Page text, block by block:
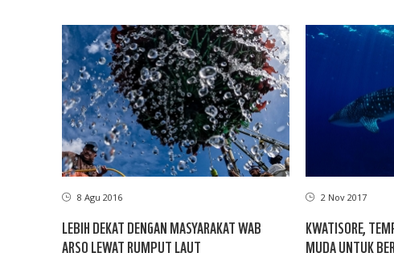
8 Agu 2016
LEBIH DEKAT DENGAN MASYARAKAT WAB
ARSO LEWAT RUMPUT LAUT
2 Nov 2017
KWATISORE,
MUDA UNTUK